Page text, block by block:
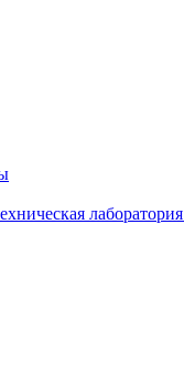
лаборатория